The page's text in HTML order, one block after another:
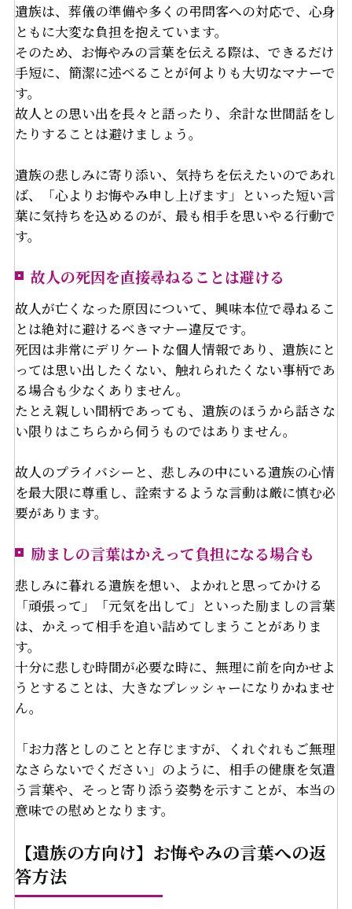
遺族は、葬儀の準備や多くの弔問客への対応で、心身
ともに大変な負担を抱えています。
そのため、お悔やみの言葉を伝える際は、できるだけ
手短に、簡潔に述べることが何よりも大切なマナーで
す。
故人との思い出を長々と語ったり、余計な世間話をし
たりすることは避けましょう。
遺族の悲しみに寄り添い、気持ちを伝えたいのであれ
ば、「心よりお悔やみ申し上げます」といった短い言
葉に気持ちを込めるのが、最も相手を思いやる行動で
す。
故人の死因を直接尋ねることは避ける
故人が亡くなった原因について、興味本位で尋ねるこ
とは絶対に避けるべきマナー違反です。
死因は非常にデリケートな個人情報であり、遺族にと
っては思い出したくない、触れられたくない事柄であ
る場合も少なくありません。
たとえ親しい間柄であっても、遺族のほうから話さな
い限りはこちらから伺うものではありません。
故人のプライバシーと、悲しみの中にいる遺族の心情
を最大限に尊重し、詮索するような言動は厳に慎む必
要があります。
励ましの言葉はかえって負担になる場合も
悲しみに暮れる遺族を想い、よかれと思ってかける
「頑張って」「元気を出して」といった励ましの言葉
は、かえって相手を追い詰めてしまうことがありま
す。
十分に悲しむ時間が必要な時に、無理に前を向かせよ
うとすることは、大きなプレッシャーになりかねませ
ん。
「お力落としのことと存じますが、くれぐれもご無理
なさらないでください」のように、相手の健康を気遣
う言葉や、そっと寄り添う姿勢を示すことが、本当の
意味での慰めとなります。
【遺族の方向け】お悔やみの言葉への返
答方法